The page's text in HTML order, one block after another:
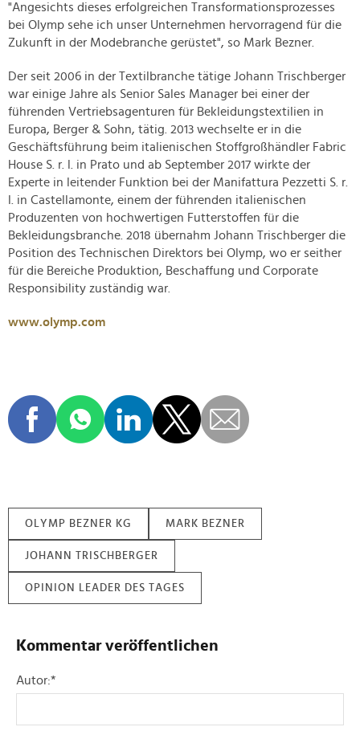
"Angesichts dieses erfolgreichen Transformationsprozesses
bei Olymp sehe ich unser Unternehmen hervorragend für die
Zukunft in der Modebranche gerüstet", so Mark Bezner.
Der seit 2006 in der Textilbranche tätige Johann Trischberger
war einige Jahre als Senior Sales Manager bei einer der
führenden Vertriebsagenturen für Bekleidungstextilien in
Europa, Berger & Sohn, tätig. 2013 wechselte er in die
Geschäftsführung beim italienischen Stoffgroßhändler Fabric
House S. r. l. in Prato und ab September 2017 wirkte der
Experte in leitender Funktion bei der Manifattura Pezzetti S. r.
l. in Castellamonte, einem der führenden italienischen
Produzenten von hochwertigen Futterstoffen für die
Bekleidungsbranche. 2018 übernahm Johann Trischberger die
Position des Technischen Direktors bei Olymp, wo er seither
für die Bereiche Produktion, Beschaffung und Corporate
Responsibility zuständig war.
www.olymp.com
OLYMP BEZNER KG MARK BEZNER
JOHANN TRISCHBERGER
OPINION LEADER DES TAGES
Kommentar veröffentlichen
Autor:*